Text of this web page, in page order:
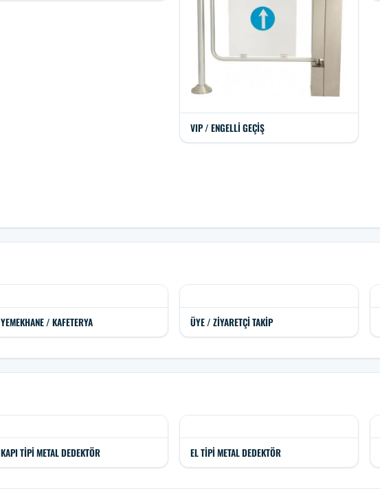
VIP / ENGELLI GEÇIŞ
YEMEKHANE / KAFETERYA ÜYE / ZIYARETÇI TAKIP
KAPI TIPI METAL DEDEKTÖR EL TIPI METAL DEDEKTÖR